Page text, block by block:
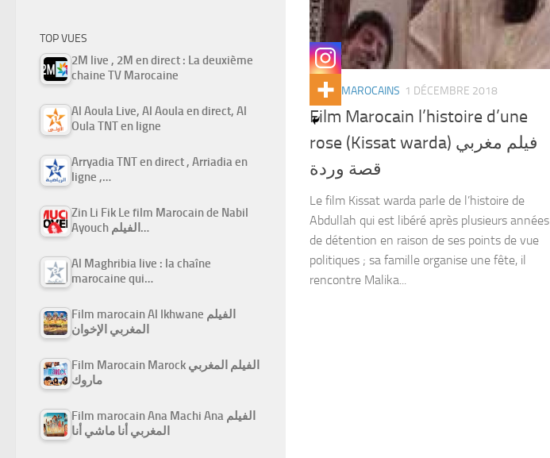
FILMS MAROCAINS 1 DÉCEMBRE 2018
Film Marocain l’histoire d’une
rose (Kissat warda) فيلم مغربي
قصة وردة
Le film Kissat warda parle de l’histoire de
Abdullah qui est libéré après plusieurs années
de détention en raison de ses points de vue
politiques ; sa famille organise une fête, il
rencontre Malika...
TOP VUES
2M live , 2M en direct : La deuxième
chaine TV Marocaine
Al Aoula Live, Al Aoula en direct, Al
Oula TNT en ligne
Arryadia TNT en direct , Arriadia en
ligne ,…
Zin Li Fik Le film Marocain de Nabil
Ayouch الفيلم…
Al Maghribia live : la chaîne
marocaine qui…
Film marocain Al Ikhwane الفيلم
المغربي الإخوان
Film Marocain Marock الفيلم المغربي
ماروك
Film marocain Ana Machi Ana الفيلم
المغربي أنا ماشي أنا